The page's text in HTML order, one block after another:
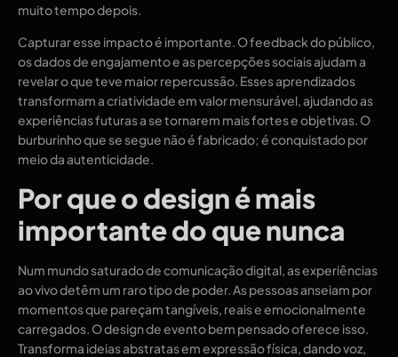
muito tempo depois.
Capturar esse impacto é importante. O feedback do público,
os dados de engajamento e as percepções sociais ajudam a
revelar o que teve maior repercussão. Esses aprendizados
transformam a criatividade em valor mensurável, ajudando as
experiências futuras a se tornarem mais fortes e objetivas. O
burburinho que se segue não é fabricado; é conquistado por
meio da autenticidade.
Por que o design é mais
importante do que nunca
Num mundo saturado de comunicação digital, as experiências
ao vivo detêm um raro tipo de poder. As pessoas anseiam por
momentos que pareçam tangíveis, reais e emocionalmente
carregados. O design de evento bem pensado oferece isso.
Transforma ideias abstratas em expressão física, dando voz,